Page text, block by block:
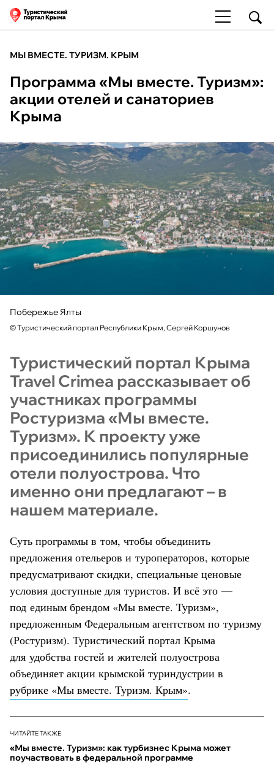
МЫ ВМЕСТЕ. ТУРИЗМ. КРЫМ
Программа «Мы вместе. Туризм»:
акции отелей и санаториев
Крыма
Побережье Ялты
©Туристический портал Республики Крым, Сергей Коршунов
Туристический портал Крыма
Travel Crimea рассказывает об
участниках программы
Ростуризма «Мы вместе.
Туризм». К проекту уже
присоединились популярные
отели полуострова. Что
именно они предлагают – в
нашем материале.
Суть программы в том, чтобы объединить
предложения отельеров и туроператоров, которые
предусматривают скидки, специальные ценовые
условия доступные для туристов. И всё это —
под единым брендом «Мы вместе. Туризм»,
предложенным Федеральным агентством по туризму
(Ростуризм). Туристический портал Крыма
для удобства гостей и жителей полуострова
объединяет акции крымской туриндустрии в
рубрике «Мы вместе. Туризм. Крым».
ЧИТАЙТЕ ТАКЖЕ
«Мы вместе. Туризм»: как турбизнес Крыма может
поучаствовать в федеральной программе